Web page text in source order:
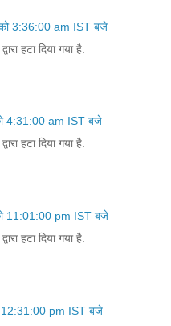
3:36:00 am IST बजे
हटा दिया गया है.
4:31:00 am IST बजे
हटा दिया गया है.
11:01:00 pm IST बजे
हटा दिया गया है.
12:31:00 pm IST बजे